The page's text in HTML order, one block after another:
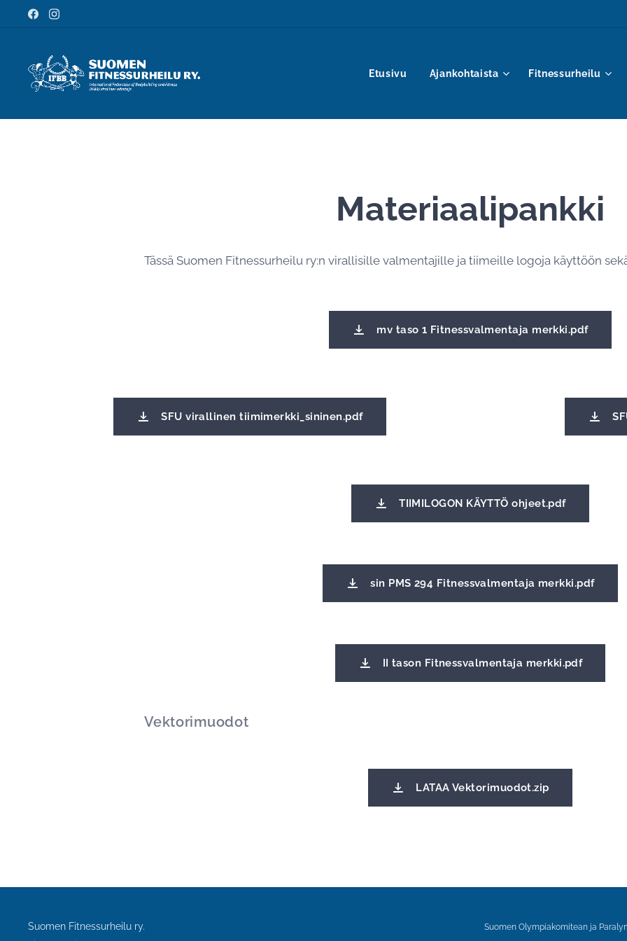
Etusivu Ajankohtaista Fitnessurheilu
Materiaalipankki
Tässä Suomen Fitnessurheilu ry:n virallisille valmentajille ja tiimeille logoja käyttöön
mv taso 1 Fitnessvalmentaja merkki.pdf
SFU virallinen tiimimerkki_sininen.pdf
TIIMILOGON KÄYTTÖ ohjeet.pdf
sin PMS 294 Fitnessvalmentaja merkki.pdf
II tason Fitnessvalmentaja merkki.pdf
Vektorimuodot
LATAA Vektorimuodot.zip
Suomen Fitnessurheilu ry.
Suomen Olympiakomitean ja